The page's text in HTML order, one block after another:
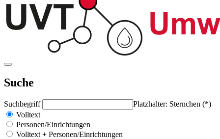
Suche
Suchbegriff
Platzhalter: Sternchen (*)
Volltext
Personen/Einrichtungen
Volltext + Personen/Einrichtungen